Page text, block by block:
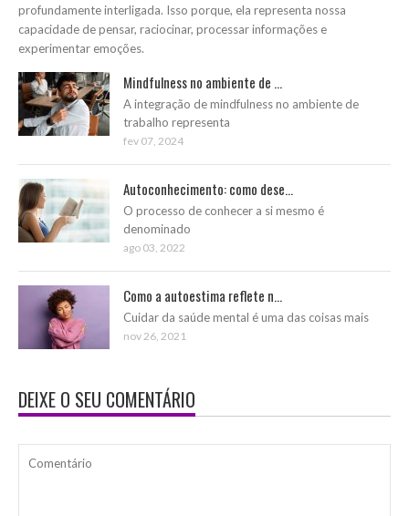
profundamente interligada. Isso porque, ela representa nossa
capacidade de pensar, raciocinar, processar informações e
experimentar emoções.
Mindfulness no ambiente de ...
A integração de mindfulness no ambiente de
trabalho representa
fev 07, 2024
Autoconhecimento: como dese...
O processo de conhecer a si mesmo é
denominado
ago 03, 2022
Como a autoestima reflete n...
Cuidar da saúde mental é uma das coisas mais
nov 26, 2021
DEIXE O SEU COMENTÁRIO